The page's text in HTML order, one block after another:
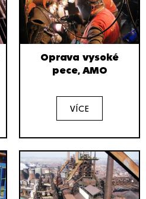
Oprava vysoké
pece, AMO
VÍCE